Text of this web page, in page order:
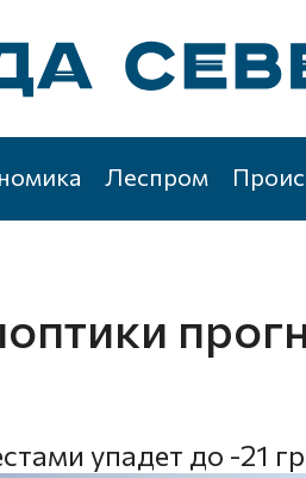
Леспром
упадет до -21